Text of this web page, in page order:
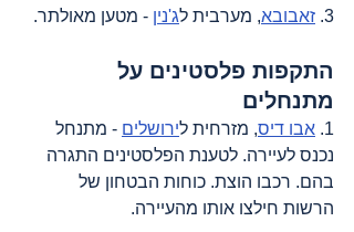
3. זאבובא, מערבית לג'נין - מטען מאולתר.
התקפות פלסטינים על
מתנחלים
1. אבו דיס, מזרחית לירושלים - מתנחל
נכנס לעיירה. לטענת הפלסטינים התגרה
בהם. רכבו הוצת. כוחות הבטחון של
הרשות חילצו אותו מהעיירה.